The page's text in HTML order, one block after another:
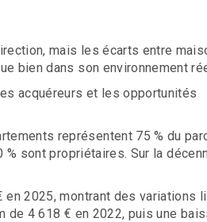
mais les écarts entre
bien dans son environnement
acquéreurs et les opportunités
représentent 75 % du
sont propriétaires. Sur la
2025, montrant des variations
de 4 618 € en 2022, puis une